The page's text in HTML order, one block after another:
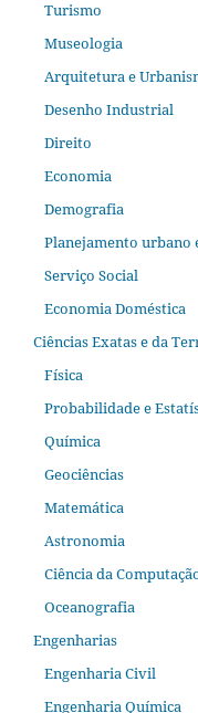
Turismo
Museologia
Arquitetura e
Desenho Industrial
Direito
Economia
Demografia
Planejamento urbano
Serviço Social
Economia Doméstica
Ciências Exatas e da
Física
Probabilidade e
Química
Geociências
Matemática
Astronomia
Ciência da
Oceanografia
Engenharias
Engenharia Civil
Engenharia Química